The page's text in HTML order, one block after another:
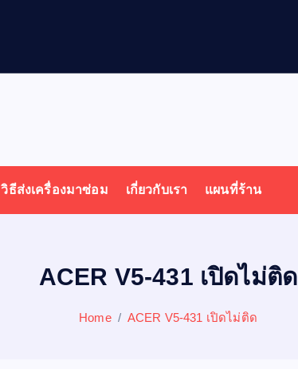
วิธีส่งเครื่องมาซ่อม เกี่ยวกับเรา แผนที่ร้าน
ACER V5-431 เปิดไม่ติด
Home ACER V5-431 เปิดไม่ติด